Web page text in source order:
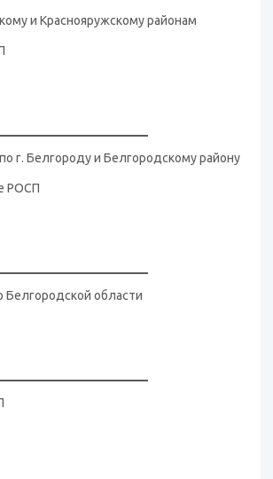
и Краснояружскому районам
г. Белгороду и Белгородскому району
РОСП
области